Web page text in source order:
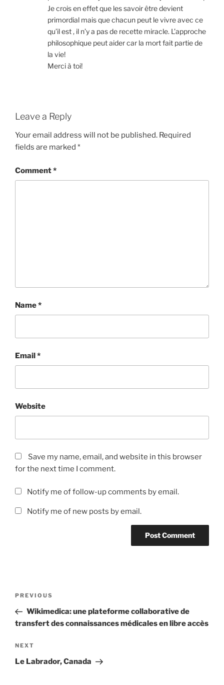
Je crois en effet que les savoir être devient
primordial mais que chacun peut le vivre avec ce
qu’il est , il n’y a pas de recette miracle. L’approche
philosophique peut aider car la mort fait partie de
la vie!
Merci à toi!
Leave a Reply
Your email address will not be published. Required
fields are marked *
Comment*
Name*
Email*
Website
Save my name, email, and website in this browser
for the next time I comment.
Notify me of follow-up comments by email.
Notify me of new posts by email.
Previous
Post
PREVIOUS
Wikimedica: une plateforme collaborative de
transfert des connaissances médicales en libre accès
Next
Post
NEXT
Le Labrador, Canada